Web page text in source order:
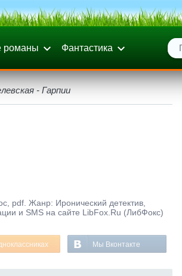
романы Фантастика
- Гарпии
pdf. Жанр: Иронический детектив,
и SMS на сайте LibFox.Ru (ЛибФокс)
Мы Вконтакте